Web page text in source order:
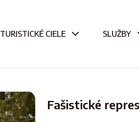
TURISTICKÉ CIELE SLUŽBY
Fašistické